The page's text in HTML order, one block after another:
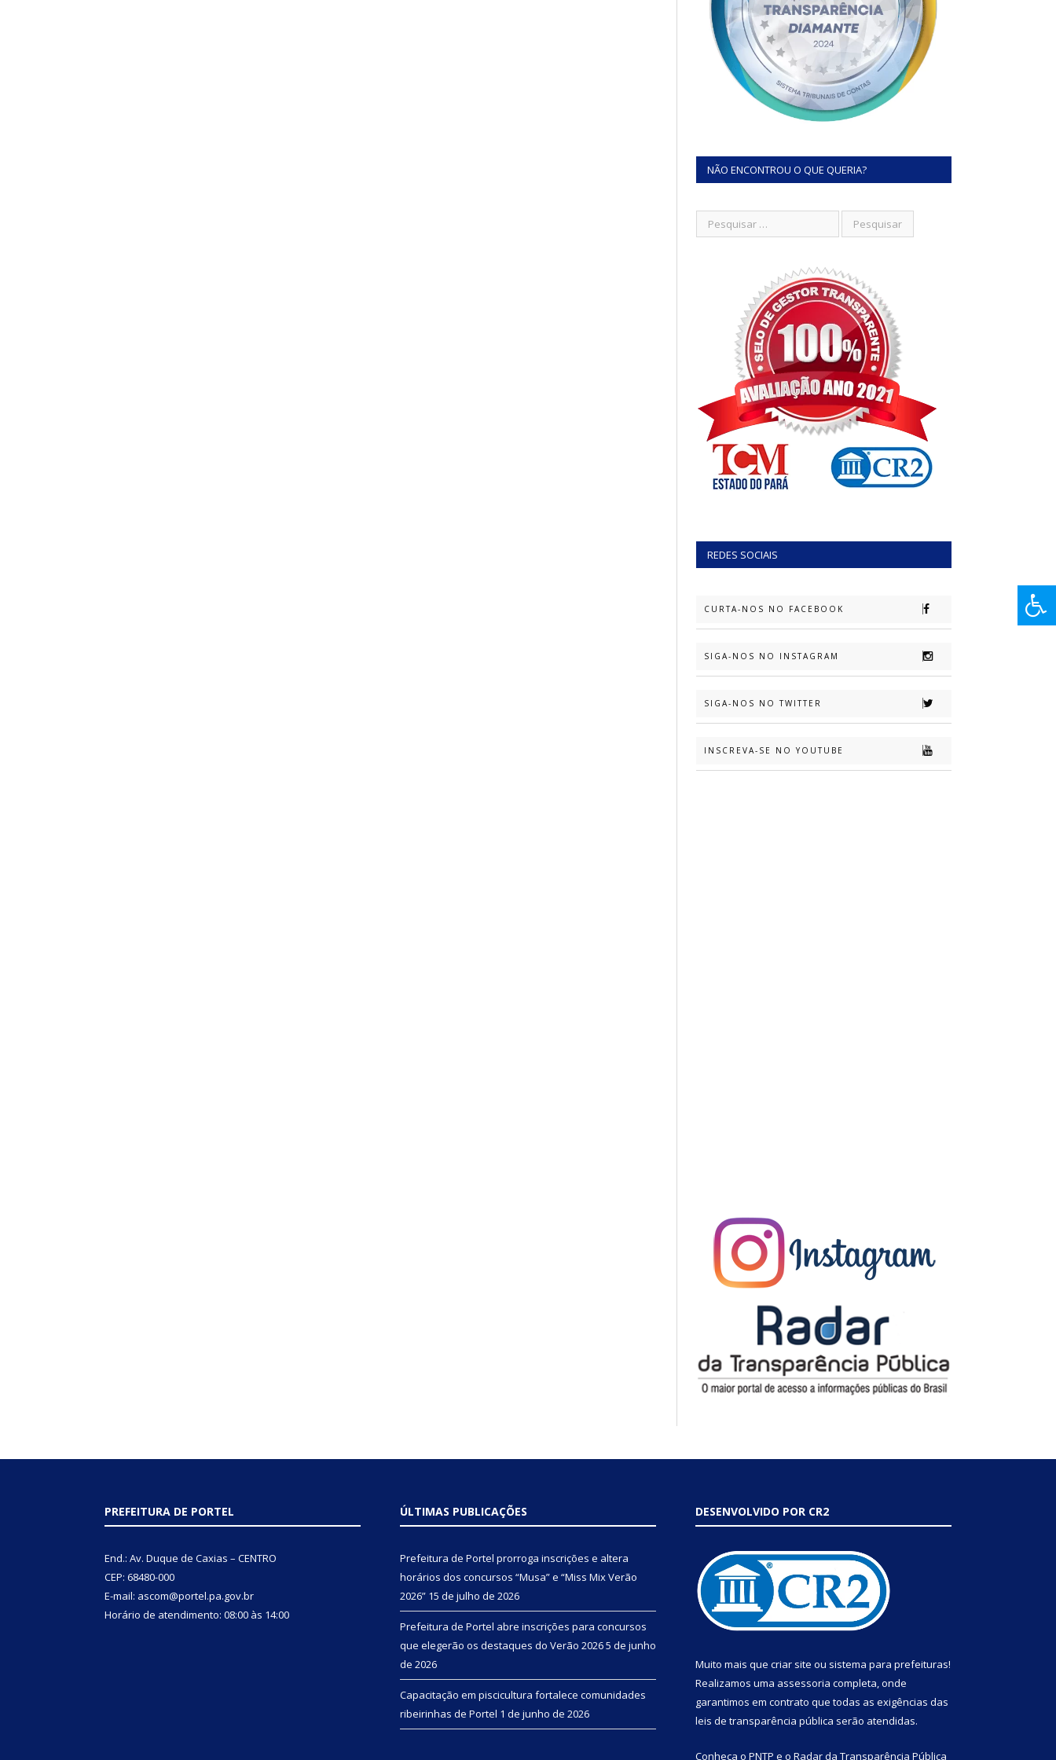
NÃO ENCONTROU O QUE QUERIA?
REDES SOCIAIS
CURTA-NOS NO FACEBOOK
SIGA-NOS NO INSTAGRAM
SIGA-NOS NO TWITTER
INSCREVA-SE NO YOUTUBE
PREFEITURA DE PORTEL
End.: Av. Duque de Caxias – CENTRO
CEP: 68480-000
E-mail: ascom@portel.pa.gov.br
Horário de atendimento: 08:00 às 14:00
ÚLTIMAS PUBLICAÇÕES
Prefeitura de Portel prorroga inscrições e altera
horários dos concursos “Musa” e “Miss Mix Verão
2026” 15 de julho de 2026
Prefeitura de Portel abre inscrições para concursos
que elegerão os destaques do Verão 20265 de junho
de 2026
Capacitação em piscicultura fortalece comunidades
ribeirinhas de Portel 1 de junho de 2026
DESENVOLVIDO POR CR2
Muito mais que criar site ou sistema para prefeituras!
Realizamos uma assessoria completa, onde
garantimos em contrato que todas as exigências das
leis de transparência pública serão atendidas.
Conheça o PNTP e o Radar da Transparência Pública